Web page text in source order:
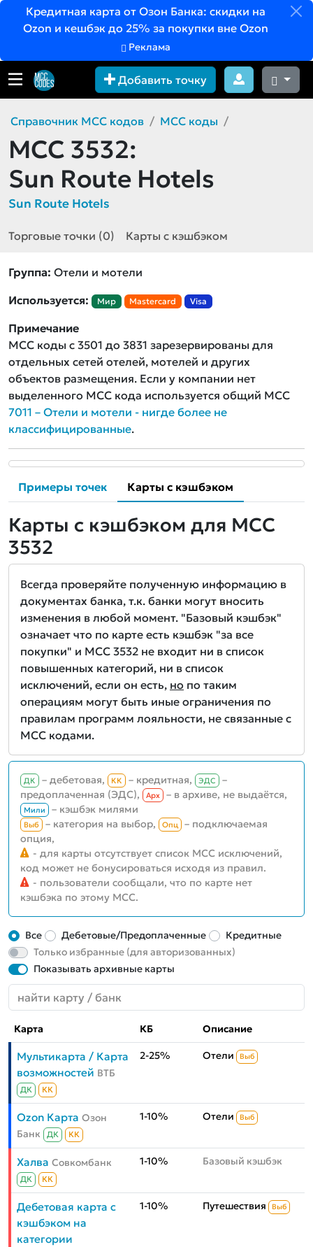
Кредитная карта от Озон Банка: скидки на
Ozon и кешбэк до 25% за покупки вне Ozon
Реклама
Добавить точку
Справочник MCC кодов MCC коды
MCC 3532:
Sun Route Hotels
Sun Route Hotels
Торговые точки (0) Карты с кэшбэком
Группа: Отели и мотели
Используется:
Мир Mastercard Visa
Примечание
MCC коды с 3501 до 3831 зарезервированы для
отдельных сетей отелей, мотелей и других
объектов размещения. Если у компании нет
выделенного MCC кода используется общий MCC
7011 – Отели и мотели - нигде более не
классифицированные.
Примеры точек Карты с кэшбэком
Карты с кэшбэком для MCC
3532
Всегда проверяйте полученную информацию в
документах банка, т.к. банки могут вносить
изменения в любой момент. "Базовый кэшбэк"
означает что по карте есть кэшбэк "за все
покупки" и MCC 3532 не входит ни в список
повышенных категорий, ни в список
исключений, если он есть, но по таким
операциям могут быть иные ограничения по
правилам программ лояльности, не связанные с
MCC кодами.
ДК – дебетовая, КК – кредитная, ЭДС
–
предоплаченная (ЭДС),
Aрх – в архиве, не выдаётся,
Мили – кэшбэк милями
Выб – категория на выбор, Опц
– подключаемая
опция,
- для карты отсутствует список MCC исключений,
код может не бонусироваться исходя из правил.
- пользователи сообщали, что по карте нет
кэшбэка по этому MCC.
Все Дебетовые/Предоплаченные
Кредитные
Только избранные (для авторизованных)
Показывать архивные карты
Карта КБ Описание
Мультикарта / Карта
возможностей ВТБ
ДК КК
2-25% Отели Выб
Ozon Карта Озон
Банк
ДК КК
1-10% Отели Выб
Халва Совкомбанк
ДК КК
1-10% Базовый кэшбэк
Дебетовая карта с
кэшбэком на
категории
1-10% Путешествия Выб